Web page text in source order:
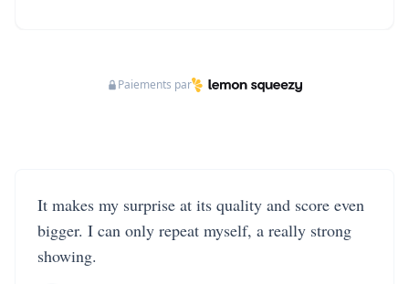
Paiements par
It makes my surprise at its quality and score even
bigger. I can only repeat myself, a really strong
showing.